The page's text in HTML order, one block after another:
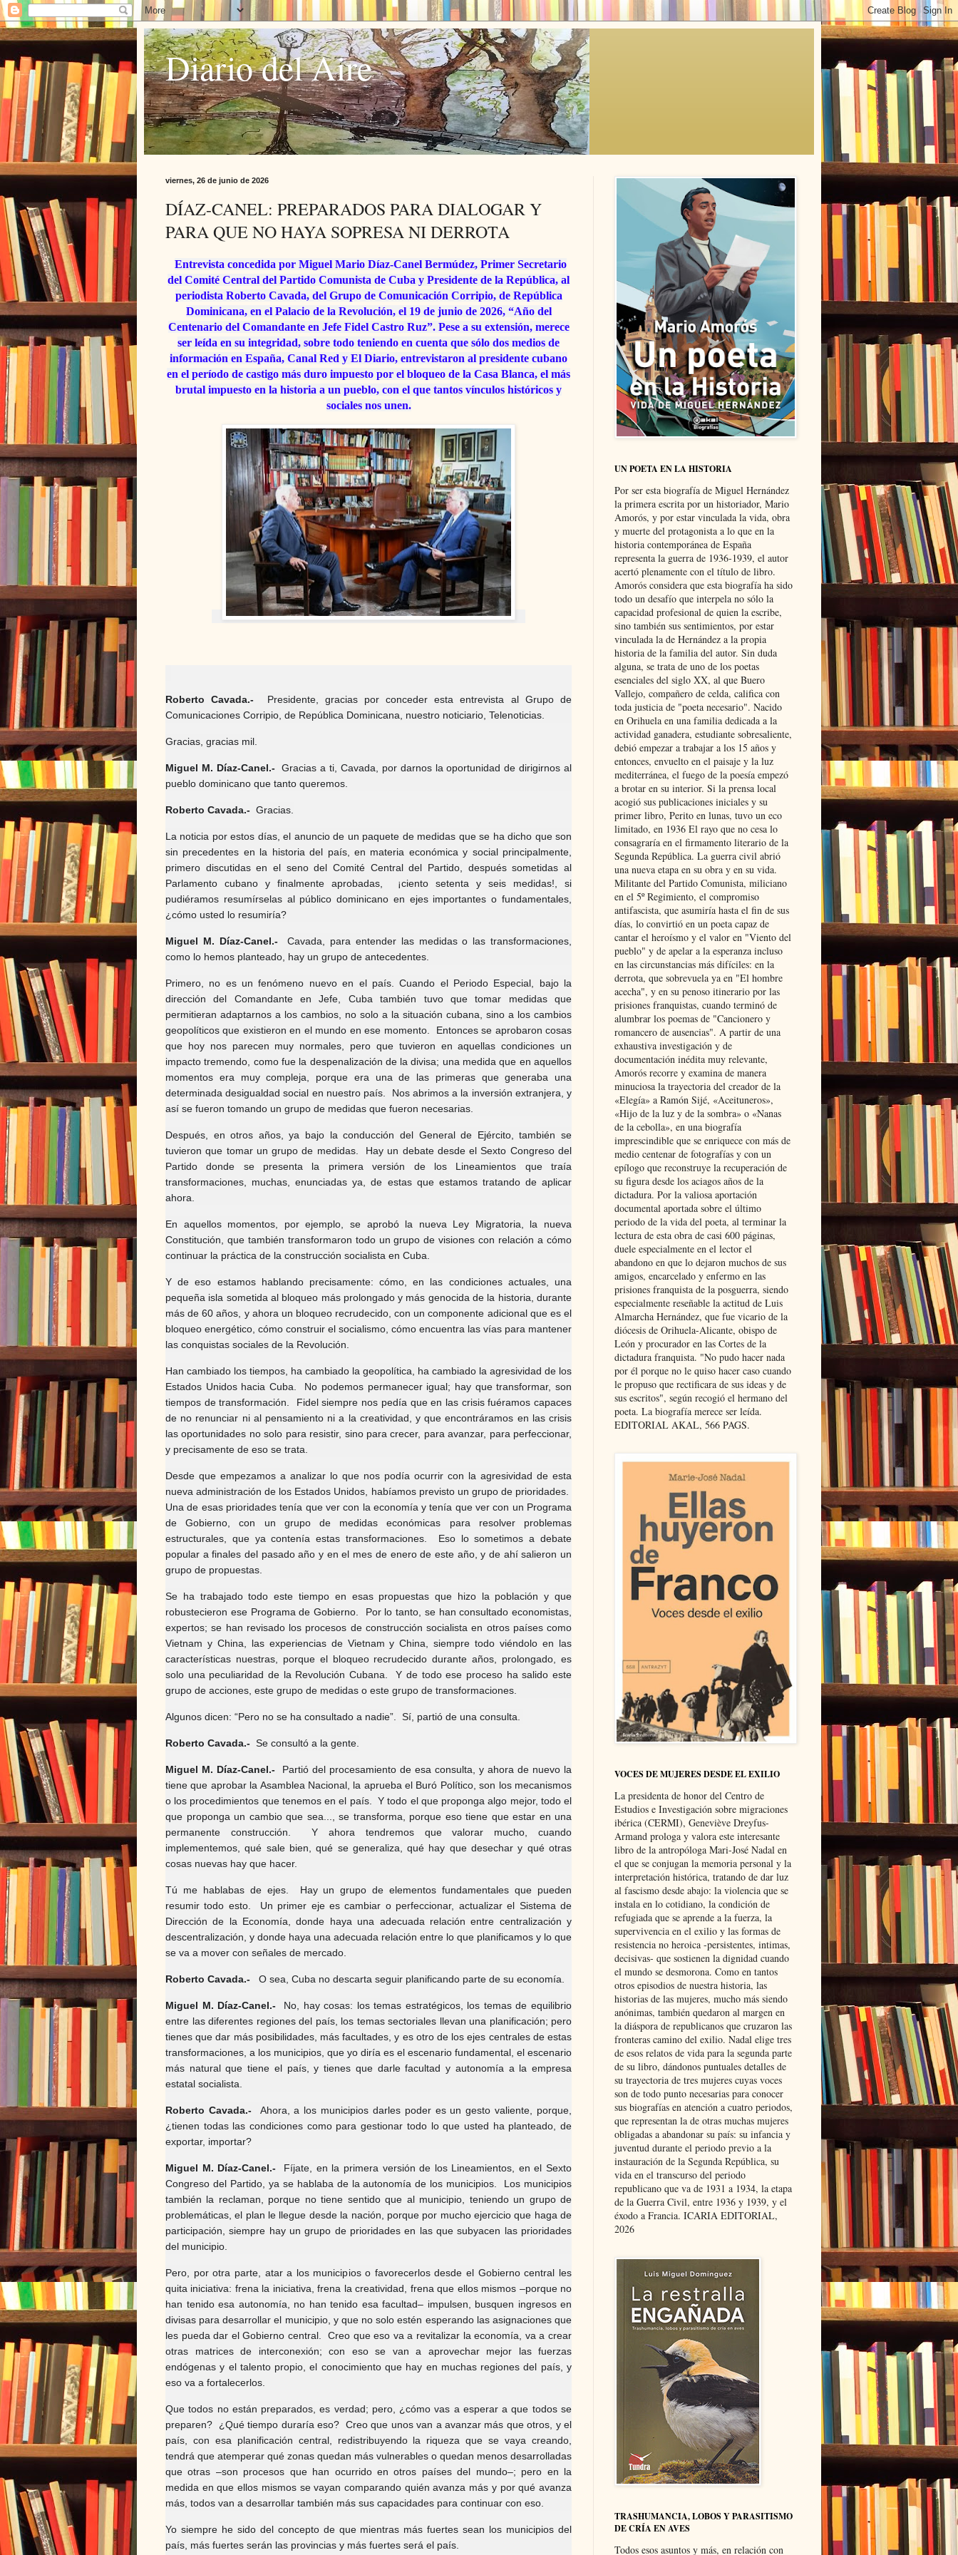
Diario del Aire
viernes, 26 de junio de 2026
DÍAZ-CANEL: PREPARADOS PARA DIALOGAR Y
PARA QUE NO HAYA SOPRESA NI DERROTA
Entrevista concedida por Miguel Mario Díaz-Canel Bermúdez, Primer Secretario
del Comité Central del Partido Comunista de Cuba y Presidente de la República, al
periodista Roberto Cavada, del Grupo de Comunicación Corripio, de República
Dominicana, en el Palacio de la Revolución, el 19 de junio de 2026, “Año del
Centenario del Comandante en Jefe Fidel Castro Ruz”. Pese a su extensión, merece
ser leída en su integridad, sobre todo teniendo en cuenta que sólo dos medios de
información en España, Canal Red y El Diario, entrevistaron al presidente cubano
en el período de castigo más duro impuesto por el bloqueo de la Casa Blanca, el más
brutal impuesto en la historia a un pueblo, con el que tantos vínculos históricos y
sociales nos unen.
Roberto Cavada.-
Presidente, gracias por conceder esta entrevista al Grupo de
Comunicaciones Corripio, de República Dominicana, nuestro noticiario, Telenoticias.
Gracias, gracias mil.
Miguel M. Díaz-Canel.-Gracias a ti, Cavada, por darnos la oportunidad de dirigirnos al
pueblo dominicano que tanto queremos.
Roberto Cavada.- Gracias.
La noticia por estos días, el anuncio de un paquete de medidas que se ha dicho que son
sin precedentes en la historia del país, en materia económica y social principalmente,
primero discutidas en el seno del Comité Central del Partido, después sometidas al
Parlamento cubano y finalmente aprobadas, ¡ciento setenta y seis medidas!, si
pudiéramos resumírselas al público dominicano en ejes importantes o fundamentales,
¿cómo usted lo resumiría?
Miguel M. Díaz-Canel.-
Cavada, para entender las medidas o las transformaciones,
como lo hemos planteado, hay un grupo de antecedentes.
Primero, no es un fenómeno nuevo en el país. Cuando el Periodo Especial, bajo la
dirección del Comandante en Jefe, Cuba también tuvo que tomar medidas que
permitieran adaptarnos a los cambios, no solo a la situación cubana, sino a los cambios
geopolíticos que existieron en el mundo en ese momento. Entonces se aprobaron cosas
que hoy nos parecen muy normales, pero que tuvieron en aquellas condiciones un
impacto tremendo, como fue la despenalización de la divisa; una medida que en aquellos
momentos era muy compleja, porque era una de las primeras que generaba una
determinada desigualdad social en nuestro país. Nos abrimos a la inversión extranjera, y
así se fueron tomando un grupo de medidas que fueron necesarias.
Después, en otros años, ya bajo la conducción del General de Ejército, también se
tuvieron que tomar un grupo de medidas. Hay un debate desde el Sexto Congreso del
Partido donde se presenta la primera versión de los Lineamientos que traía
transformaciones, muchas, enunciadas ya, de estas que estamos tratando de aplicar
ahora.
En aquellos momentos, por ejemplo, se aprobó la nueva Ley Migratoria, la nueva
Constitución, que también transformaron todo un grupo de visiones con relación a cómo
continuar la práctica de la construcción socialista en Cuba.
Y de eso estamos hablando precisamente: cómo, en las condiciones actuales, una
pequeña isla sometida al bloqueo más prolongado y más genocida de la historia, durante
más de 60 años, y ahora un bloqueo recrudecido, con un componente adicional que es el
bloqueo energético, cómo construir el socialismo, cómo encuentra las vías para mantener
las conquistas sociales de la Revolución.
Han cambiado los tiempos, ha cambiado la geopolítica, ha cambiado la agresividad de los
Estados Unidos hacia Cuba. No podemos permanecer igual; hay que transformar, son
tiempos de transformación. Fidel siempre nos pedía que en las crisis fuéramos capaces
de no renunciar ni al pensamiento ni a la creatividad, y que encontráramos en las crisis
las oportunidades no solo para resistir, sino para crecer, para avanzar, para perfeccionar,
y precisamente de eso se trata.
Desde que empezamos a analizar lo que nos podía ocurrir con la agresividad de esta
nueva administración de los Estados Unidos, habíamos previsto un grupo de prioridades.
Una de esas prioridades tenía que ver con la economía y tenía que ver con un Programa
de Gobierno, con un grupo de medidas económicas para resolver problemas
estructurales, que ya contenía estas transformaciones. Eso lo sometimos a debate
popular a finales del pasado año y en el mes de enero de este año, y de ahí salieron un
grupo de propuestas.
Se ha trabajado todo este tiempo en esas propuestas que hizo la población y que
robustecieron ese Programa de Gobierno. Por lo tanto, se han consultado economistas,
expertos; se han revisado los procesos de construcción socialista en otros países como
Vietnam y China, las experiencias de Vietnam y China, siempre todo viéndolo en las
características nuestras, porque el bloqueo recrudecido durante años, prolongado, es
solo una peculiaridad de la Revolución Cubana. Y de todo ese proceso ha salido este
grupo de acciones, este grupo de medidas o este grupo de transformaciones.
Algunos dicen: “Pero no se ha consultado a nadie”. Sí, partió de una consulta.
Roberto Cavada.- Se consultó a la gente.
Miguel M. Díaz-Canel.- Partió del procesamiento de esa consulta, y ahora de nuevo la
tiene que aprobar la Asamblea Nacional, la aprueba el Buró Político, son los mecanismos
o los procedimientos que tenemos en el país. Y todo el que proponga algo mejor, todo el
que proponga un cambio que sea..., se transforma, porque eso tiene que estar en una
permanente construcción. Y ahora tendremos que valorar mucho, cuando
implementemos, qué sale bien, qué se generaliza, qué hay que desechar y qué otras
cosas nuevas hay que hacer.
Tú me hablabas de ejes. Hay un grupo de elementos fundamentales que pueden
resumir todo esto. Un primer eje es cambiar o perfeccionar, actualizar el Sistema de
Dirección de la Economía, donde haya una adecuada relación entre centralización y
descentralización, y donde haya una adecuada relación entre lo que planificamos y lo que
se va a mover con señales de mercado.
Roberto Cavada.- O sea, Cuba no descarta seguir planificando parte de su economía.
Miguel M. Díaz-Canel.- No, hay cosas: los temas estratégicos, los temas de equilibrio
entre las diferentes regiones del país, los temas sectoriales llevan una planificación; pero
tienes que dar más posibilidades, más facultades, y es otro de los ejes centrales de estas
transformaciones, a los municipios, que yo diría es el escenario fundamental, el escenario
más natural que tiene el país, y tienes que darle facultad y autonomía a la empresa
estatal socialista.
Roberto Cavada.-
Ahora, a los municipios darles poder es un gesto valiente, porque,
¿tienen todas las condiciones como para gestionar todo lo que usted ha planteado, de
exportar, importar?
Miguel M. Díaz-Canel.- Fíjate, en la primera versión de los Lineamientos, en el Sexto
Congreso del Partido, ya se hablaba de la autonomía de los municipios. Los municipios
también la reclaman, porque no tiene sentido que al municipio, teniendo un grupo de
problemáticas, el plan le llegue desde la nación, porque por mucho ejercicio que haga de
participación, siempre hay un grupo de prioridades en las que subyacen las prioridades
del municipio.
Pero, por otra parte, atar a los municipios o favorecerlos desde el Gobierno central les
quita iniciativa: frena la iniciativa, frena la creatividad, frena que ellos mismos –porque no
han tenido esa autonomía, no han tenido esa facultad– impulsen, busquen ingresos en
divisas para desarrollar el municipio, y que no solo estén esperando las asignaciones que
les pueda dar el Gobierno central. Creo que eso va a revitalizar la economía, va a crear
otras matrices de interconexión; con eso se van a aprovechar mejor las fuerzas
endógenas y el talento propio, el conocimiento que hay en muchas regiones del país, y
eso va a fortalecerlos.
Que todos no están preparados, es verdad; pero, ¿cómo vas a esperar a que todos se
preparen? ¿Qué tiempo duraría eso? Creo que unos van a avanzar más que otros, y el
país, con esa planificación central, redistribuyendo la riqueza que se vaya creando,
tendrá que atemperar qué zonas quedan más vulnerables o quedan menos desarrolladas
que otras –son procesos que han ocurrido en otros países del mundo–; pero en la
medida en que ellos mismos se vayan comparando quién avanza más y por qué avanza
más, todos van a desarrollar también más sus capacidades para continuar con eso.
Yo siempre he sido del concepto de que mientras más fuertes sean los municipios del
país, más fuertes serán las provincias y más fuertes será el país.
UN POETA EN LA HISTORIA
Por ser esta biografía de Miguel Hernández
la primera escrita por un historiador, Mario
Amorós, y por estar vinculada la vida, obra
y muerte del protagonista a lo que en la
historia contemporánea de España
representa la guerra de 1936-1939, el autor
acertó plenamente con el título de libro.
Amorós considera que esta biografía ha sido
todo un desafío que interpela no sólo la
capacidad profesional de quien la escribe,
sino también sus sentimientos, por estar
vinculada la de Hernández a la propia
historia de la familia del autor. Sin duda
alguna, se trata de uno de los poetas
esenciales del siglo XX, al que Buero
Vallejo, compañero de celda, califica con
toda justicia de "poeta necesario". Nacido
en Orihuela en una familia dedicada a la
actividad ganadera, estudiante sobresaliente,
debió empezar a trabajar a los 15 años y
entonces, envuelto en el paisaje y la luz
mediterránea, el fuego de la poesía empezó
a brotar en su interior. Si la prensa local
acogió sus publicaciones iniciales y su
primer libro, Perito en lunas, tuvo un eco
limitado, en 1936 El rayo que no cesa lo
consagraría en el firmamento literario de la
Segunda República. La guerra civil abrió
una nueva etapa en su obra y en su vida.
Militante del Partido Comunista, miliciano
en el 5º Regimiento, el compromiso
antifascista, que asumiría hasta el fin de sus
días, lo convirtió en un poeta capaz de
cantar el heroísmo y el valor en "Viento del
pueblo" y de apelar a la esperanza incluso
en las circunstancias más difíciles: en la
derrota, que sobrevuela ya en "El hombre
acecha", y en su penoso itinerario por las
prisiones franquistas, cuando terminó de
alumbrar los poemas de "Cancionero y
romancero de ausencias". A partir de una
exhaustiva investigación y de
documentación inédita muy relevante,
Amorós recorre y examina de manera
minuciosa la trayectoria del creador de la
«Elegía» a Ramón Sijé, «Aceituneros»,
«Hijo de la luz y de la sombra» o «Nanas
de la cebolla», en una biografía
imprescindible que se enriquece con más de
medio centenar de fotografías y con un
epílogo que reconstruye la recuperación de
su figura desde los aciagos años de la
dictadura. Por la valiosa aportación
documental aportada sobre el último
periodo de la vida del poeta, al terminar la
lectura de esta obra de casi 600 páginas,
duele especialmente en el lector el
abandono en que lo dejaron muchos de sus
amigos, encarcelado y enfermo en las
prisiones franquista de la posguerra, siendo
especialmente reseñable la actitud de Luis
Almarcha Hernández, que fue vicario de la
diócesis de Orihuela-Alicante, obispo de
León y procurador en las Cortes de la
dictadura franquista. "No pudo hacer nada
por él porque no le quiso hacer caso cuando
le propuso que rectificara de sus ideas y de
sus escritos", según recogió el hermano del
poeta. La biografía merece ser leída.
EDITORIAL AKAL, 566 PAGS.
VOCES DE MUJERES DESDE EL EXILIO
La presidenta de honor del Centro de
Estudios e Investigación sobre migraciones
ibérica (CERMI), Geneviève Dreyfus-
Armand prologa y valora este interesante
libro de la antropóloga Mari-José Nadal en
el que se conjugan la memoria personal y la
interpretación histórica, tratando de dar luz
al fascismo desde abajo: la violencia que se
instala en lo cotidiano, la condición de
refugiada que se aprende a la fuerza, la
supervivencia en el exilio y las formas de
resistencia no heroica -persistentes, intimas,
decisivas- que sostienen la dignidad cuando
el mundo se desmorona. Como en tantos
otros episodios de nuestra historia, las
historias de las mujeres, mucho más siendo
anónimas, también quedaron al margen en
la diáspora de republicanos que cruzaron las
fronteras camino del exilio. Nadal elige tres
de esos relatos de vida para la segunda parte
de su libro, dándonos puntuales detalles de
su trayectoria de tres mujeres cuyas voces
son de todo punto necesarias para conocer
sus biografías en atención a cuatro periodos,
que representan la de otras muchas mujeres
obligadas a abandonar su país: su infancia y
juventud durante el periodo previo a la
instauración de la Segunda República, su
vida en el transcurso del periodo
republicano que va de 1931 a 1934, la etapa
de la Guerra Civil, entre 1936 y 1939, y el
éxodo a Francia. ICARIA EDITORIAL,
2026
TRASHUMANCIA, LOBOS Y PARASITISMO
DE CRÍA EN AVES
Todos esos asuntos y más, en relación con